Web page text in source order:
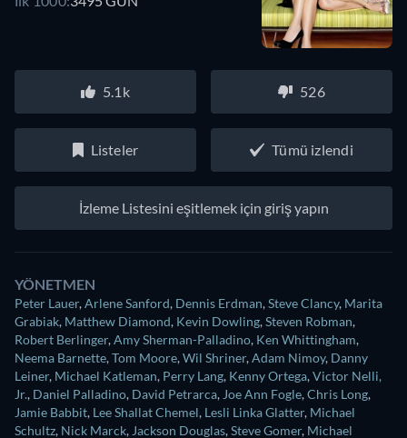
5.1k 526
Listeler Tümü izlendi
İzleme Listesini eşitlemek için giriş yapın
YÖNETMEN
Peter Lauer,Arlene Sanford, Dennis Erdman,Steve Clancy, Marita
Grabiak, Matthew Diamond, Kevin Dowling,Steven Robman,
Robert Berlinger,Amy Sherman-Palladino, Ken Whittingham,
Neema Barnette,Tom Moore,Wil Shriner,Adam Nimoy, Danny
Leiner, Michael Katleman, Perry Lang, Kenny Ortega,Victor Nelli,
Jr., Daniel Palladino, David Petrarca, Joe Ann Fogle,Chris Long,
Jamie Babbit, Lee Shallat Chemel, Lesli Linka Glatter, Michael
Schultz, Nick Marck, Jackson Douglas,Steve Gomer, Michael